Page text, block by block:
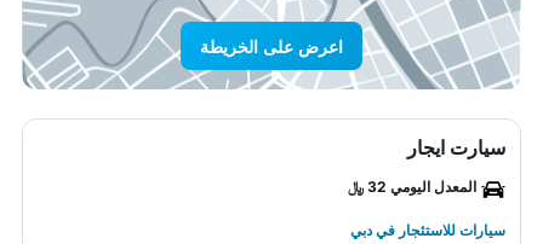
اعرض على الخريطة
سيارت ايجار
المعدل اليومي 32 ﷼
سيارات للاستئجار في دبي